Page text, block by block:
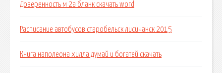
Доверенность м 2а бланк скачать word
Расписание автобусов старобельск лисичанск 2015
Книга наполеона хилла думай и богатей скачать